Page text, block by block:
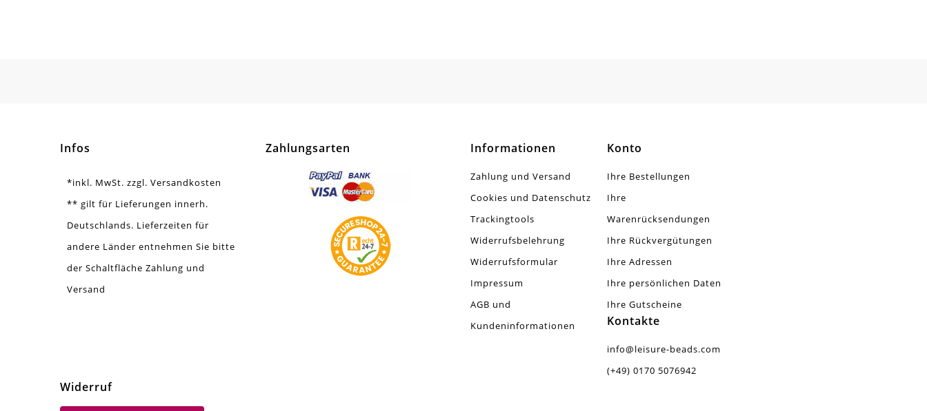
Infos
*inkl. MwSt. zzgl. Versandkosten
** gilt für Lieferungen innerh.
Deutschlands. Lieferzeiten für
andere Länder entnehmen Sie bitte
der Schaltfläche Zahlung und
Versand
Zahlungsarten Informationen
Zahlung und Versand
Cookies und Datenschutz
Trackingtools
Widerrufsbelehrung
Widerrufsformular
Impressum
AGB und
Kundeninformationen
Konto
Ihre Bestellungen
Ihre
Warenrücksendungen
Ihre Rückvergütungen
Ihre Adressen
Ihre persönlichen Daten
Ihre Gutscheine
Kontakte
info@leisure-beads.com
(+49) 0170 5076942
Widerruf